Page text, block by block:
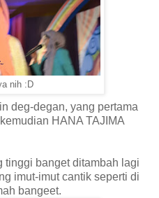
nih :D
deg-degan, yang pertama
HANA TAJIMA
tinggi banget ditambah lagi
imut-imut cantik seperti di
bangeet.